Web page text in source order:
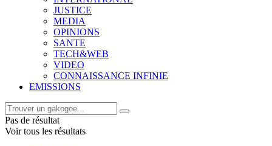
JUSTICE
MEDIA
OPINIONS
SANTE
TECH&WEB
VIDEO
CONNAISSANCE INFINIE
EMISSIONS
Pas de résultat
Voir tous les résultats